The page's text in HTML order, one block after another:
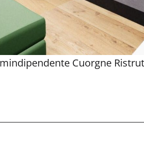
Cuorgne